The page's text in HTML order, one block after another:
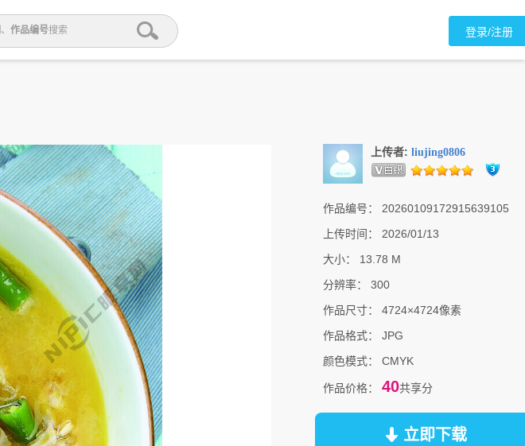
、 作品编号搜索 登录/注册
上传者: liujing0806
作品编号：
20260109172915639105
上传时间：
2026/01/13
大小：
13.78 M
分辨率：
300
作品尺寸：
4724×4724像素
作品格式：
JPG
颜色模式：
CMYK
作品价格： 40共享分
立即下载